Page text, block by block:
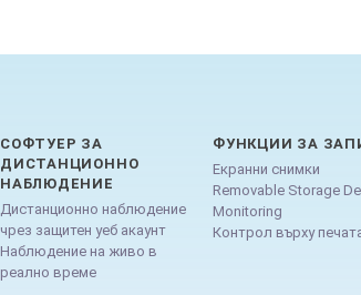
СОФТУЕР ЗА
ДИСТАНЦИОННО
НАБЛЮДЕНИЕ
Дистанционно наблюдение
чрез защитен уеб акаунт
Наблюдение на живо в
реално време
ФУНКЦИИ ЗА
Екранни снимки
Removable Storage
Monitoring
Контрол върху